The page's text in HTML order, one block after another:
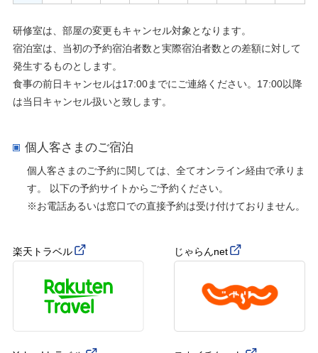
研修室は、部屋の変更もキャンセル対象となります。
宿泊室は、当初の予約宿泊者数と実際宿泊者数との差額に対して
発生するものとします。
食事の前日キャンセルは17:00までにご連絡ください。17:00以降
は当日キャンセル扱いと致します。
個人客さまのご宿泊
個人客さまのご予約に関しては、全てオンライン経由で承りま
す。 以下の予約サイトからご予約ください。
※お電話あるいは窓口での直接予約は受け付けておりません。
楽天トラベル じゃらんnet